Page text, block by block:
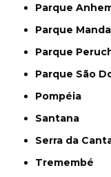
Parque
Parque
Parque
Parque São
Pompéia
Santana
Serra da
Tremembé